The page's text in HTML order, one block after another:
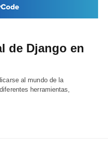
de Django en
al mundo de la
herramientas,